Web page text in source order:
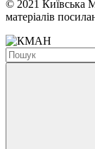
© 2021 Київська
матеріалів